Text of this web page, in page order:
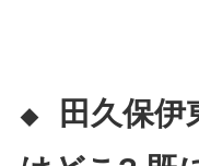
◆
田久保伊